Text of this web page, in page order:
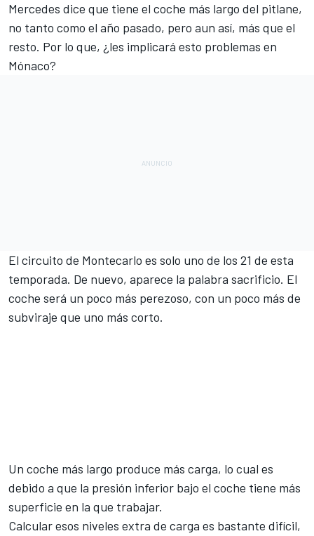
Mercedes dice que tiene el coche más largo del pitlane,
no tanto como el año pasado, pero aun así, más que el
resto. Por lo que, ¿les implicará esto problemas en
Mónaco?
El circuito de Montecarlo es solo uno de los 21 de esta
temporada. De nuevo, aparece la palabra sacrificio. El
coche será un poco más perezoso, con un poco más de
subviraje que uno más corto.
Un coche más largo produce más carga, lo cual es
debido a que la presión inferior bajo el coche tiene más
superficie en la que trabajar.
Calcular esos niveles extra de carga es bastante difícil,